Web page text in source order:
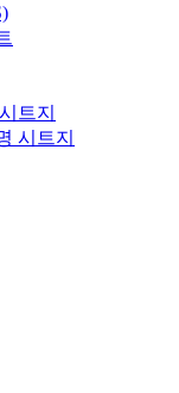
트지
시트지